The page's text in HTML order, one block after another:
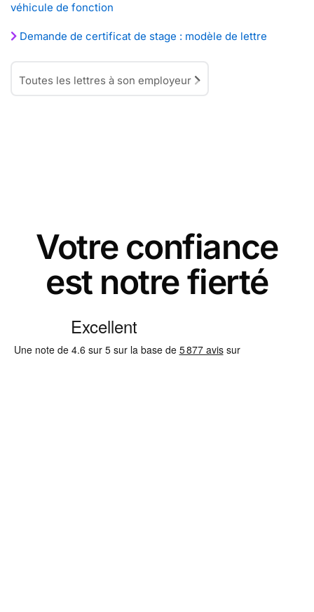
véhicule de fonction
Demande de certificat de stage : modèle de lettre
Toutes les lettres à son employeur
Votre confiance
est notre fierté